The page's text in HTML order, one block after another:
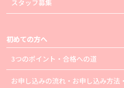
スタッフ募集
初めての方へ
3つのポイント・合格への道
お申し込みの流れ・お申し込み方法